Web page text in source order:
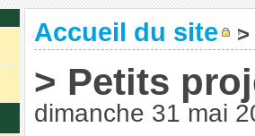
Accueil du site >
> Petits
dimanche 31 mai